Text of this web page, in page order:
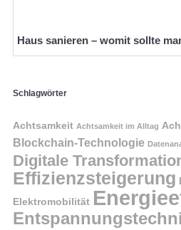
Haus sanieren – womit sollte
Schlagwörter
Achtsamkeit Achtsamkeit im Alltag
Blockchain-Technologie
Digitale
Effizienzsteigerung
Elektromobilität